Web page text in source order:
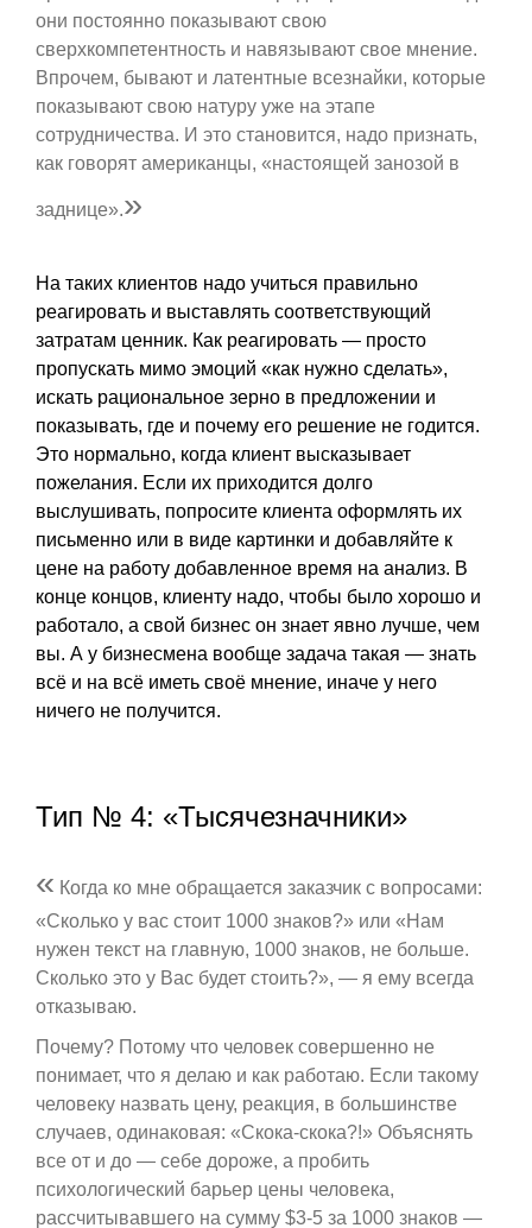
они постоянно показывают свою
сверхкомпетентность и навязывают свое мнение.
Впрочем, бывают и латентные всезнайки, которые
показывают свою натуру уже на этапе
сотрудничества. И это становится, надо признать,
как говорят американцы, «настоящей занозой в
заднице».»
На таких клиентов надо учиться правильно
реагировать и выставлять соответствующий
затратам ценник. Как реагировать — просто
пропускать мимо эмоций «как нужно сделать»,
искать рациональное зерно в предложении и
показывать, где и почему его решение не годится.
Это нормально, когда клиент высказывает
пожелания. Если их приходится долго
выслушивать, попросите клиента оформлять их
письменно или в виде картинки и добавляйте к
цене на работу добавленное время на анализ. В
конце концов, клиенту надо, чтобы было хорошо и
работало, а свой бизнес он знает явно лучше, чем
вы. А у бизнесмена вообще задача такая — знать
всё и на всё иметь своё мнение, иначе у него
ничего не получится.
Тип № 4: «Тысячезначники»
« Когда ко мне обращается заказчик с вопросами:
«Сколько у вас стоит 1000 знаков?» или «Нам
нужен текст на главную, 1000 знаков, не больше.
Сколько это у Вас будет стоить?», — я ему всегда
отказываю.
Почему? Потому что человек совершенно не
понимает, что я делаю и как работаю. Если такому
человеку назвать цену, реакция, в большинстве
случаев, одинаковая: «Скока-скока?!» Объяснять
все от и до — себе дороже, а пробить
психологический барьер цены человека,
рассчитывавшего на сумму $3-5 за 1000 знаков —